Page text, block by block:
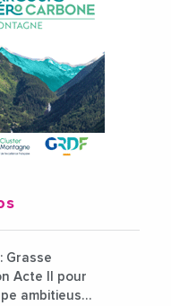
Grasse
Acte II pour
ambitieuse